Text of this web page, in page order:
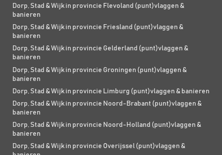
Dorp, Stad & Wijk in provincie Flevoland (punt)vlaggen &
banieren
Dorp, Stad & Wijk in provincie Friesland (punt)vlaggen &
banieren
Dorp, Stad & Wijk in provincie Gelderland (punt)vlaggen &
banieren
Dorp, Stad & Wijk in provincie Groningen (punt)vlaggen &
banieren
Dorp, Stad & Wijk in provincie Limburg (punt)vlaggen & banieren
Dorp, Stad & Wijk in provincie Noord-Brabant (punt)vlaggen &
banieren
Dorp, Stad & Wijk in provincie Noord-Holland (punt)vlaggen &
banieren
Dorp, Stad & Wijk in provincie Overijssel (punt)vlaggen &